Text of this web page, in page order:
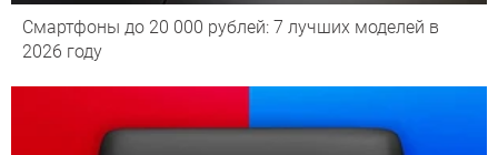
Смартфоны до 20 000 рублей: 7 лучших моделей в
2026 году